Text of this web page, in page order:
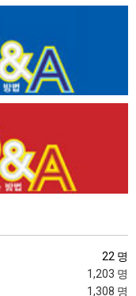
22 명
1,203 명
1,308 명